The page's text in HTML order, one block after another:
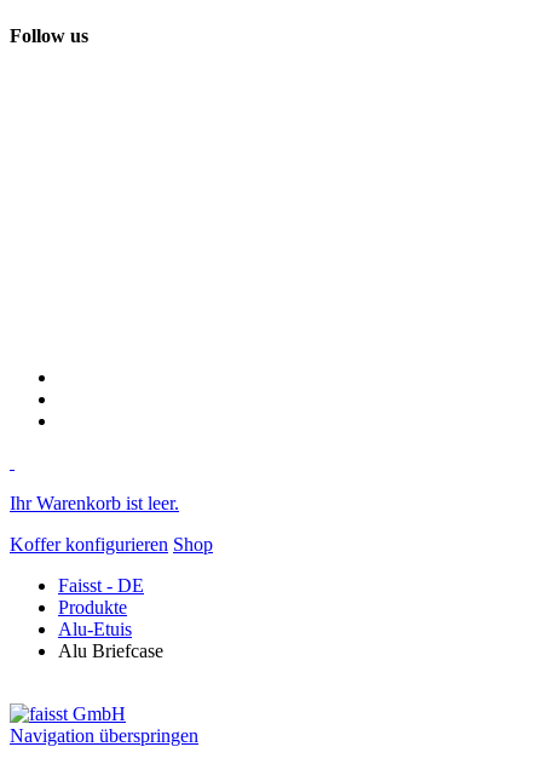
Follow us
Ihr Warenkorb ist leer.
Koffer konfigurieren Shop
Faisst - DE
Produkte
Alu-Etuis
Alu Briefcase
Navigation überspringen